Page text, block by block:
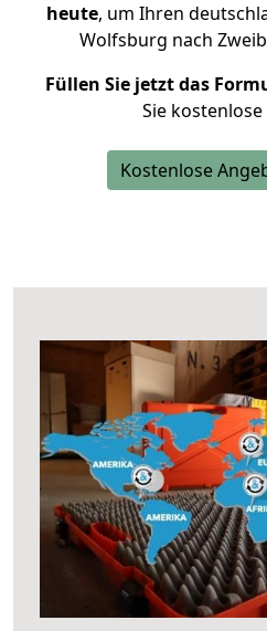
heute, um Ihren
Wolfsburg nach
Füllen Sie jetzt das
Sie
Kostenlose